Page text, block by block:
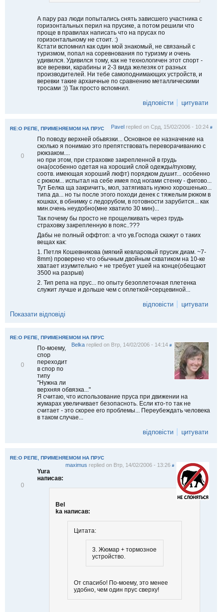
А пару раз люди попытались снять зависшего участника с
горизонтальных перил на прусике, а потом решили что
проще в правилах написать что на прусах по
горизонтальному не стоит. :)
Кстати вспомнил как один мой знакомый, не связаный с
туризмом, попал на соревнования по туризму и очень
удивился. Удивился тому, как не технологичен этот спорт -
все веревки, карабины и 2-3 вида железяк от разных
производителей. Ни тебе самоподнимающих устройств, и
веревки такие архаичные по сравнению металлическими
тросами :)) Так просто вспомнил.
відповісти цитувати
RE:О РЕПЕ, ПРИМЕНЯЕМОМ НА ПРУС Pavel replied on Срд, 15/02/2006 - 10:24 #
0
По поводу верхней обьвязки... Основное ее назначение на
сколько я понимаю это препятствовать переворачиванию с
рюкзаком....
но при этом, при страховке закрепленной в грудь
она(особенно одетая на хороший слой одежды/пуховку,
соотв. имеющая хороший люфт) порядком душит... особенно
с рюком... испытал на себе имея под ногами стенку - фигово...
Тут Белка ща закричитъ, мол, затягивать нужно хорошенько...
типа да... но ты после этого походи денек с тяжелым рюком в
кошках, в обнимку с ледорубом, в готовности зарубится... как
мин.очень неудобно(мне хватило 30 мин)...
Так почему бы просто не прощелкивать через грудь
страховку закрепленную в пояс..???
Дабы не полный оффтоп: а что ув.Господа скажут о таких
вещах как:
1. Петля Кошевникова (мягкий кевларовый прусик диам. ~7-
8mm) проверено что обычным двойным схватиком на 10-ке
хватает изумительно + не требует ушей на конце(обещают
3500 на разрыв)
2. Тип репа на прус... по опыту безоплеточная плетенка
служит лучше и дольше чем с оплеткой+серцевиной...
відповісти
цитувати
Показати відповіді
RE:О РЕПЕ, ПРИМЕНЯЕМОМ НА ПРУС
Belkareplied on Втр, 14/02/2006 - 14:14 #
0
По-моему,
спор
переходит
в спор по
типу
"Нужна ли
верхняя обвязка..."
Я считаю, что использование пруса при движении на
жумарах увеличивает безопасноть. Если кто-то так не
считает - это скорее его проблемы... Переубеждать человека
в таком случае...
відповісти цитувати
RE:О РЕПЕ, ПРИМЕНЯЕМОМ НА ПРУС
maximus replied on Втр, 14/02/2006 - 13:26 #
0
Yura
написав:
Bel
ka написав:
Цитата:
3. Жюмар + тормозное
устройство.
От спасибо! По-моему, это менее
удобно, чем один прус сверху!